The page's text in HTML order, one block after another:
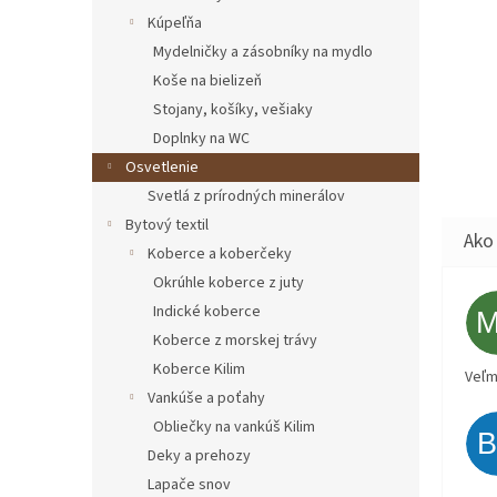
Kúpeľňa
Mydelničky a zásobníky na mydlo
Koše na bielizeň
Stojany, košíky, vešiaky
Doplnky na WC
Osvetlenie
Svetlá z prírodných minerálov
Bytový textil
Koberce a koberčeky
Okrúhle koberce z juty
Indické koberce
Koberce z morskej trávy
Koberce Kilim
Vankúše a poťahy
Obliečky na vankúš Kilim
Deky a prehozy
Lapače snov